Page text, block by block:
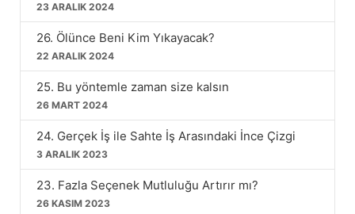
23 ARALIK 2024
26. Ölünce Beni Kim Yıkayacak?
22 ARALIK 2024
25. Bu yöntemle zaman size kalsın
26 MART 2024
24. Gerçek İş ile Sahte İş Arasındaki İnce Çizgi
3 ARALIK 2023
23. Fazla Seçenek Mutluluğu Artırır mı?
26 KASIM 2023